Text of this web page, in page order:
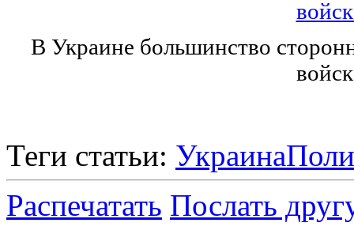
В Украине большинство
Теги статьи: Украина
Распечатать Послать